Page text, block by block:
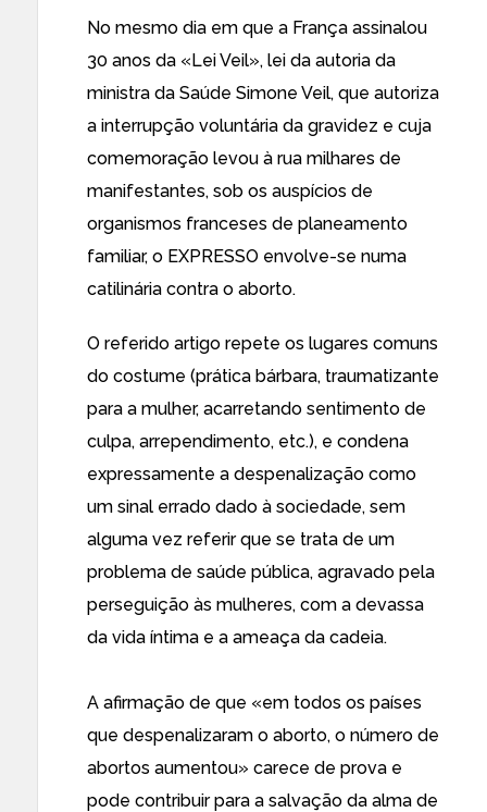
No mesmo dia em que a França assinalou
30 anos da «Lei Veil», lei da autoria da
ministra da Saúde Simone Veil, que autoriza
a interrupção voluntária da gravidez e cuja
comemoração levou à rua milhares de
manifestantes, sob os auspícios de
organismos franceses de planeamento
familiar, o EXPRESSO envolve-se numa
catilinária contra o aborto.
O referido artigo repete os lugares comuns
do costume (prática bárbara, traumatizante
para a mulher, acarretando sentimento de
culpa, arrependimento, etc.), e condena
expressamente a despenalização como
um sinal errado dado à sociedade, sem
alguma vez referir que se trata de um
problema de saúde pública, agravado pela
perseguição às mulheres, com a devassa
da vida íntima e a ameaça da cadeia.
A afirmação de que «em todos os países
que despenalizaram o aborto, o número de
abortos aumentou» carece de prova e
pode contribuir para a salvação da alma de